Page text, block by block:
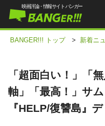
映画評論・情報サイト バンガー
BANGER!!! トップ > 新着ニ
「超面白い！」「
軸」「最高！」サ
『HELP/復讐島』